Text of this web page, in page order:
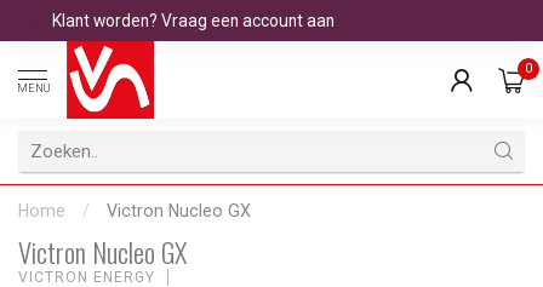
Klant worden? Vraag een account aan
MENU
0
Home / Victron Nucleo GX
Victron Nucleo GX
VICTRON ENERGY